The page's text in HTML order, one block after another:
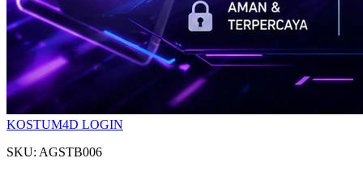
KOSTUM4D LOGIN
SKU: AGSTB006